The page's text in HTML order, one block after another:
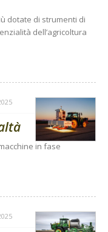
dotate di strumenti di
dell’agricoltura
in fase